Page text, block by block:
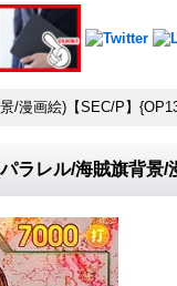
/漫画絵)【SEC/P】
ラレル/海賊旗背景